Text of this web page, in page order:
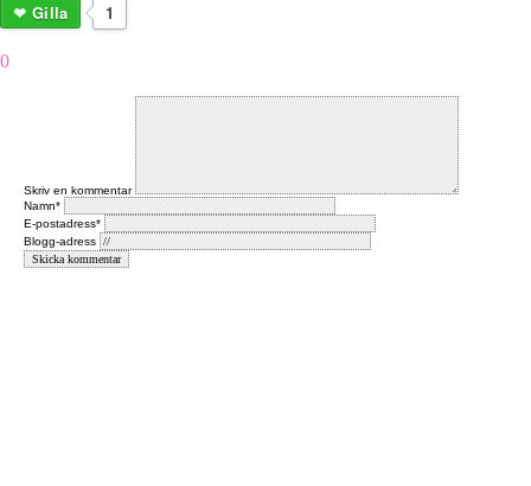
1
Gilla
0
Skriv en kommentar
Namn*
E-postadress*
Blogg-adress